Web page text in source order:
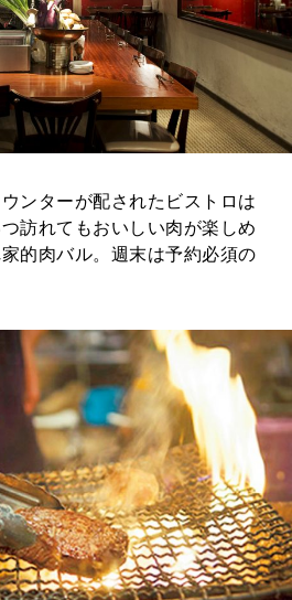
をつくる、学びの教科書。」
スイーツ予想図 2026」
良運を掴む 新・開運術。」
号「お酒の新常識。」
ンターが配されたビストロは
訪れてもおいしい肉が楽しめ
的肉バル。週末は予約必須の